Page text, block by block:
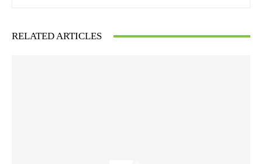
RELATED ARTICLES